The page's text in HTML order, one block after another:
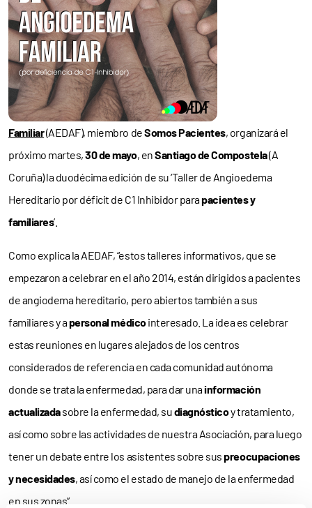
Familiar(AEDAF), miembro deSomos Pacientes, organizará el
próximo martes,30 de mayo, enSantiago de Compostela(A
Coruña) la duodécima edición de su ‘Taller de Angioedema
Hereditario por déficit de C1 Inhibidor parapacientes y
familiares’.
Como explica la AEDAF, “estos talleres informativos, que se
empezaron a celebrar en el año 2014, están dirigidos a pacientes
de angiodema hereditario, pero abiertos también a sus
familiares y apersonal médicointeresado. La idea es celebrar
estas reuniones en lugares alejados de los centros
considerados de referencia en cada comunidad autónoma
donde se trata la enfermedad, para dar unainformación
actualizadasobre la enfermedad, sudiagnósticoy tratamiento,
así como sobre las actividades de nuestra Asociación, para luego
tener un debate entre los asistentes sobre suspreocupaciones
y necesidades, así como el estado de manejo de la enfermedad
en sus zonas”.